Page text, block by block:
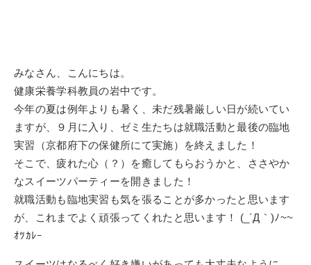
みなさん、こんにちは。
健康栄養学科教員の岩中です。
今年の夏は例年よりも暑く、未だ残暑厳しい日が続いてい
ますが、９月に入り、ゼミ生たちは就職活動と最後の臨地
実習（京都府下の保健所にて実施）を終えました！
そこで、疲れた心（？）を癒してもらおうかと、ささやか
なスイーツパーティーを開きました！
就職活動も臨地実習も気を張ることが多かったと思います
が、これまでよく頑張ってくれたと思います！ (_´Д｀)ﾉ~~
ｵﾂｶﾚｰ